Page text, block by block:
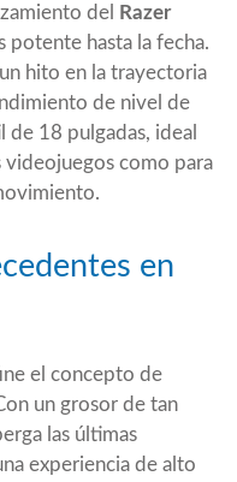
del
Razer
potente hasta la fecha.
hito en la trayectoria
de nivel de
18 pulgadas, ideal
videojuegos como para
en
el concepto de
un grosor de tan
las últimas
experiencia de alto